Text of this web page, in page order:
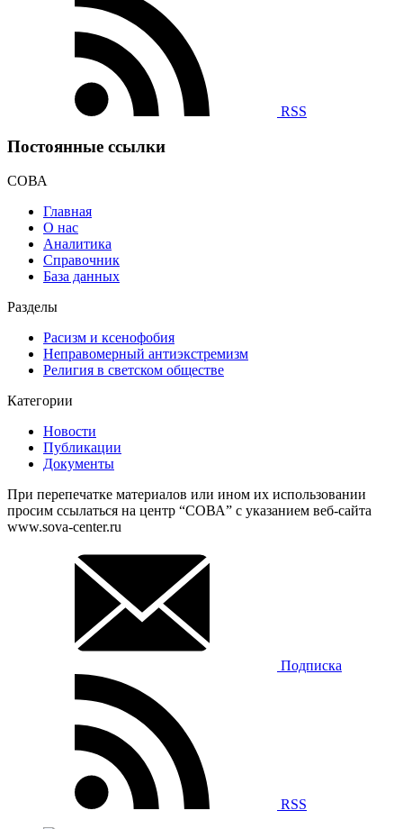
RSS
Постоянные ссылки
СОВА
Главная
О нас
Аналитика
Справочник
База данных
Разделы
Расизм и ксенофобия
Неправомерный антиэкстремизм
Религия в светском обществе
Категории
Новости
Публикации
Документы
При перепечатке материалов или ином их использовании
просим ссылаться на центр “СОВА” с указанием веб-сайта
www.sova-center.ru
Подписка
RSS